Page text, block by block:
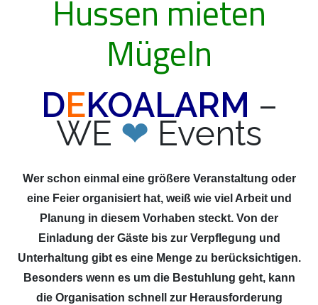
Hussen mieten
Mügeln
DEKOALARM –
WE ❤ Events
Wer schon einmal eine größere Veranstaltung oder
eine Feier organisiert hat, weiß wie viel Arbeit und
Planung in diesem Vorhaben steckt. Von der
Einladung der Gäste bis zur Verpflegung und
Unterhaltung gibt es eine Menge zu berücksichtigen.
Besonders wenn es um die Bestuhlung geht, kann
die Organisation schnell zur Herausforderung